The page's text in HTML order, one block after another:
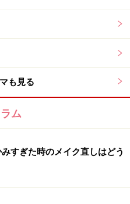
イム。お風呂にゆっくり
とも。長時間湯船に浸か
が奪われてしまいます。
るときは、それが手荒れを
……。
するのもおすすめです。シ
ので、手袋をすると良い
も見る
ム
すぎた時のメイク直しはどう